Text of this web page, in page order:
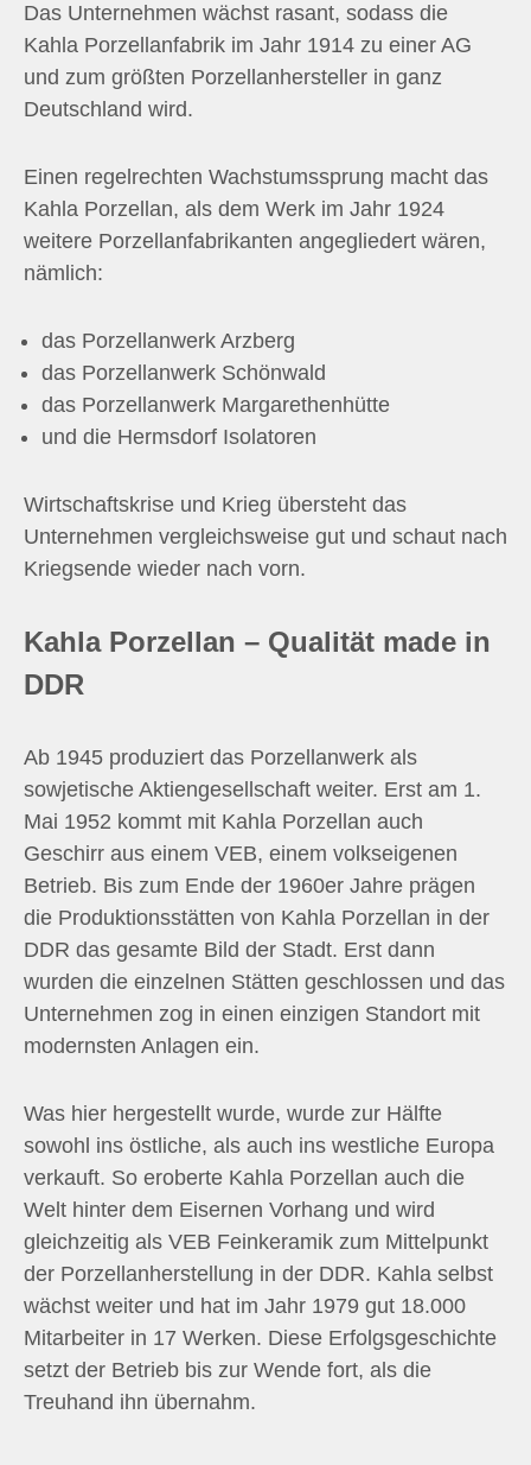
Das Unternehmen wächst rasant, sodass die
Kahla Porzellanfabrik im Jahr 1914 zu einer AG
und zum größten Porzellanhersteller in ganz
Deutschland wird.
Einen regelrechten Wachstumssprung macht das
Kahla Porzellan, als dem Werk im Jahr 1924
weitere Porzellanfabrikanten angegliedert wären,
nämlich:
das Porzellanwerk Arzberg
das Porzellanwerk Schönwald
das Porzellanwerk Margarethenhütte
und die Hermsdorf Isolatoren
Wirtschaftskrise und Krieg übersteht das
Unternehmen vergleichsweise gut und schaut nach
Kriegsende wieder nach vorn.
Kahla Porzellan – Qualität made in
DDR
Ab 1945 produziert das Porzellanwerk als
sowjetische Aktiengesellschaft weiter. Erst am 1.
Mai 1952 kommt mit Kahla Porzellan auch
Geschirr aus einem VEB, einem volkseigenen
Betrieb. Bis zum Ende der 1960er Jahre prägen
die Produktionsstätten von Kahla Porzellan in der
DDR das gesamte Bild der Stadt. Erst dann
wurden die einzelnen Stätten geschlossen und das
Unternehmen zog in einen einzigen Standort mit
modernsten Anlagen ein.
Was hier hergestellt wurde, wurde zur Hälfte
sowohl ins östliche, als auch ins westliche Europa
verkauft. So eroberte Kahla Porzellan auch die
Welt hinter dem Eisernen Vorhang und wird
gleichzeitig als VEB Feinkeramik zum Mittelpunkt
der Porzellanherstellung in der DDR. Kahla selbst
wächst weiter und hat im Jahr 1979 gut 18.000
Mitarbeiter in 17 Werken. Diese Erfolgsgeschichte
setzt der Betrieb bis zur Wende fort, als die
Treuhand ihn übernahm.